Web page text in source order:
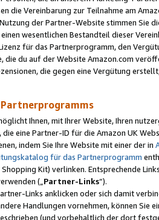
die Vereinbarung zur Teilnahme am
der Partner-Website stimmen Sie
wesentlichen Bestandteil dieser
für das Partnerprogramm, den
die du auf der Website Amazon.com
die gegen eine Vergütung
Partnerprogramms
Ihnen, mit Ihrer Website, Ihren
eine Partner-ID für die Amazon UK
indem Sie Ihre Website mit einer der in
für das Partnerprogramm
Kit) verlinken. Entsprechende
(„ Partner-Links“).
Links anklicken oder sich damit
Handlungen vornehmen, können Sie
(und vorbehaltlich der dort